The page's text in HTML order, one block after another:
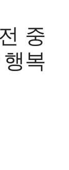
중
복